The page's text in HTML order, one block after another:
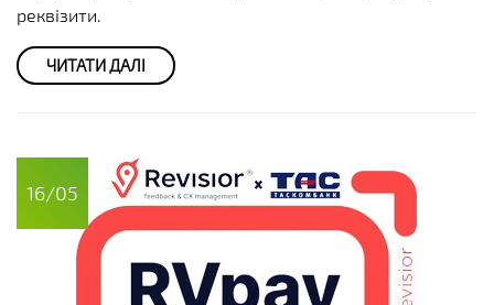
реквізити.
ЧИТАТИ ДАЛІ
16/05